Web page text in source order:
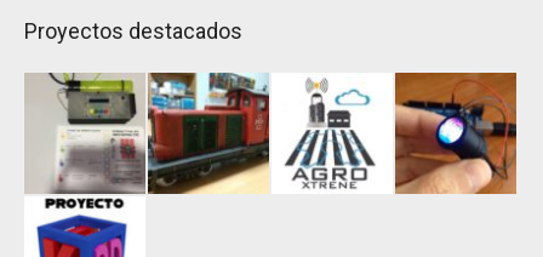
Proyectos destacados